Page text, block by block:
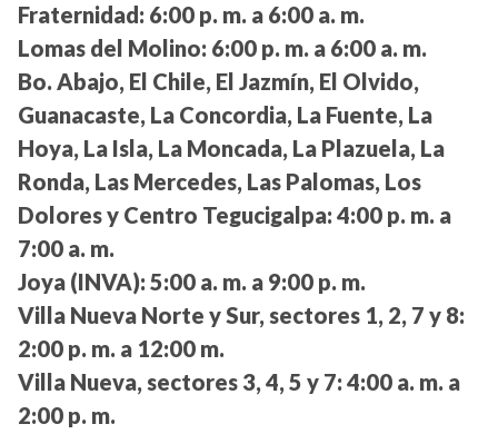
Fraternidad: 6:00 p. m. a 6:00 a. m.
Lomas del Molino: 6:00 p. m. a 6:00 a. m.
Bo. Abajo, El Chile, El Jazmín, El Olvido,
Guanacaste, La Concordia, La Fuente, La
Hoya, La Isla, La Moncada, La Plazuela, La
Ronda, Las Mercedes, Las Palomas, Los
Dolores y Centro Tegucigalpa: 4:00 p. m. a
7:00 a. m.
Joya (INVA): 5:00 a. m. a 9:00 p. m.
Villa Nueva Norte y Sur, sectores 1, 2, 7 y 8:
2:00 p. m. a 12:00 m.
Villa Nueva, sectores 3, 4, 5 y 7: 4:00 a. m. a
2:00 p. m.